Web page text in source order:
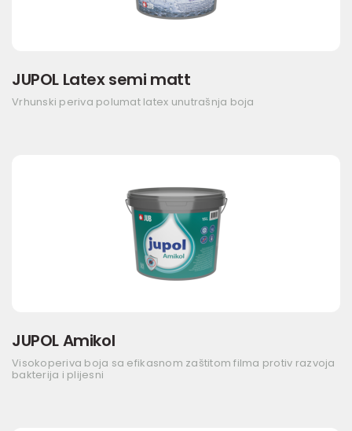
JUPOL Latex semi matt
Vrhunski periva polumat latex unutrašnja boja
JUPOL Amikol
Visokoperiva boja sa efikasnom zaštitom filma protiv razvoja
bakterija i plijesni